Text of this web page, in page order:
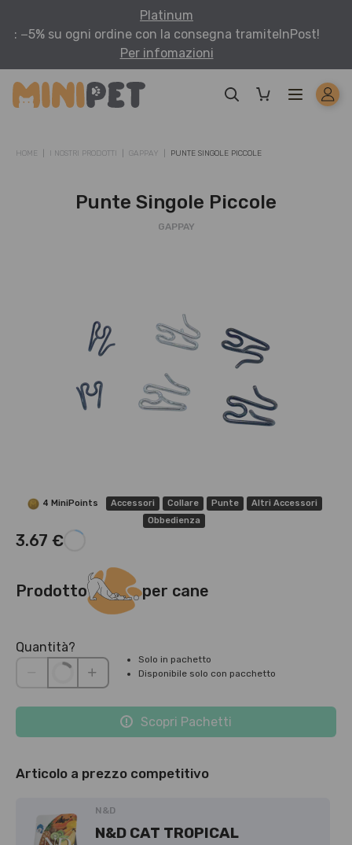
Platinum
: −5% su ogni ordine con la consegna tramiteInPost!
Per infomazioni
HOME I NOSTRI PRODOTTI GAPPAY PUNTE SINGOLE PICCOLE
Punte Singole Piccole
GAPPAY
4 MiniPoints Accessori Collare Punte
Altri Accessori
Obbedienza
3.67 €
Prodotto per cane
Quantità?
Solo in pachetto
Disponibile solo con pacchetto
Scopri Pachetti
Articolo a prezzo competitivo
N&D
N&D CAT TROPICAL